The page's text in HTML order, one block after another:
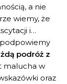
a nie
wiemy, że
i…
podróż z
malucha w
oraz